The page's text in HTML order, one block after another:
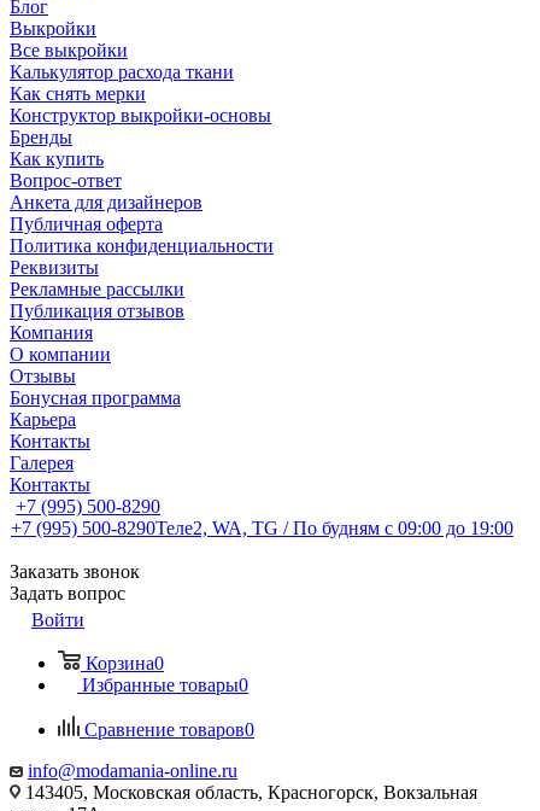
Блог
Выкройки
Все выкройки
Калькулятор расхода ткани
Как снять мерки
Конструктор выкройки-основы
Бренды
Как купить
Вопрос-ответ
Анкета для дизайнеров
Публичная оферта
Политика конфиденциальности
Реквизиты
Рекламные рассылки
Публикация отзывов
Компания
О компании
Отзывы
Бонусная программа
Карьера
Контакты
Галерея
Контакты
+7 (995) 500-8290
+7 (995) 500-8290Теле2, WA, TG / По будням c 09:00 до 19:00
Заказать звонок
Задать вопрос
Войти
Корзина0
Избранные товары0
Сравнение товаров0
info@modamania-online.ru
143405, Московская область, Красногорск, Вокзальная